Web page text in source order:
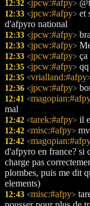
12:32 <jpcw:#afpy>
12:33 <jpcw:#afpy> et
d'afpyro national
12:33 <jpcw:#afpy>
12:33 <jpcw:#afpy>
12:33 <jpcw:#afpy> ça
12:35 <jpcw:#afpy> qq
12:35 <vrialland:#afpy
12:36 <jpcw:#afpy>
12:41 <
mal
12:42 <tarek:#afpy> il
12:42 <misc:#afpy>
12:42 <
d'afpyro en france? si
charge pas
plombes, puis me dit
elements)
12:43 <misc:#afpy>